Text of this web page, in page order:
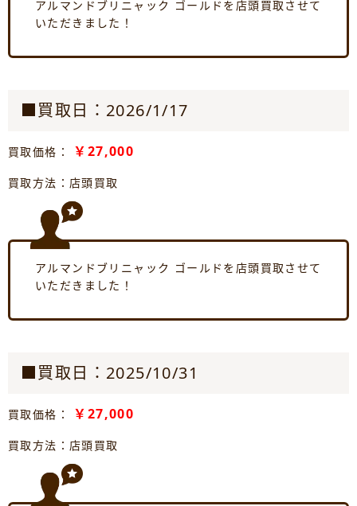
アルマンドブリニャック ゴールドを店頭買取させて
いただきました！
■買取日：2026/1/17
買取価格： ￥27,000
買取方法：店頭買取
アルマンドブリニャック ゴールドを店頭買取させて
いただきました！
■買取日：2025/10/31
買取価格： ￥27,000
買取方法：店頭買取